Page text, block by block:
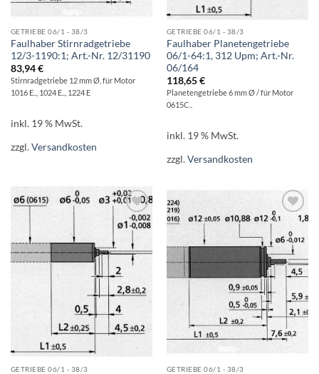
GETRIEBE 06/1 - 38/3
Faulhaber Stirnradgetriebe
12/3-1190:1; Art.-Nr. 12/31190
83,94€
Stirnradgetriebe 12 mm Ø, für Motor
1016 E.., 1024 E.., 1224 E
inkl. 19 % MwSt.
zzgl.Versandkosten
GETRIEBE 06/1 - 38/3
Faulhaber Planetengetriebe
06/1-64:1, 312 Upm; Art.-Nr.
06/164
118,65€
Planetengetriebe 6 mm Ø / für Motor
0615C..
inkl. 19 % MwSt.
zzgl.Versandkosten
AUF DIE
WUNSCHLISTE
GETRIEBE 06/1 - 38/3
AUF DIE
WUNSCHLISTE
GETRIEBE 06/1 - 38/3